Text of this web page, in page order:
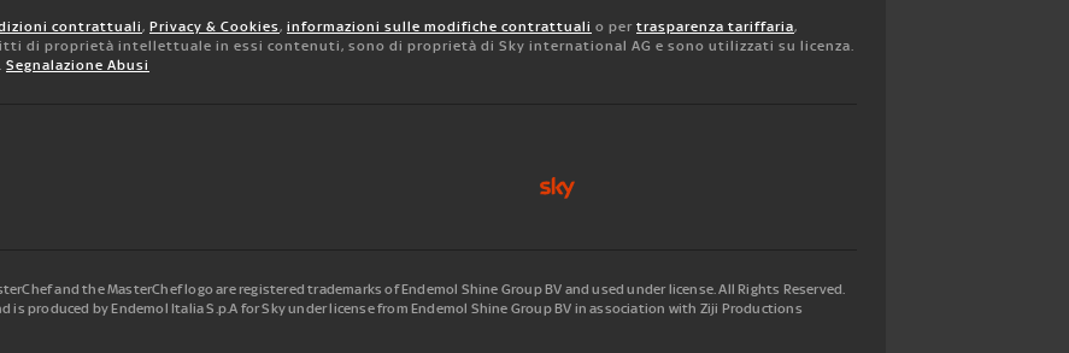
contrattuali, Privacy & Cookies, informazioni sulle modifiche contrattuali o per trasparenza tariffaria,
di proprietà intellettuale in essi contenuti, sono di proprietà di Sky international AG e sono utilizzati su licenza.
Segnalazione Abusi
and the MasterChef logo are registered trademarks of Endemol Shine Group BV and used under license. All Rights Reserved.
is produced by Endemol Italia S.p.A for Sky under license from Endemol Shine Group BV in association with Ziji Productions